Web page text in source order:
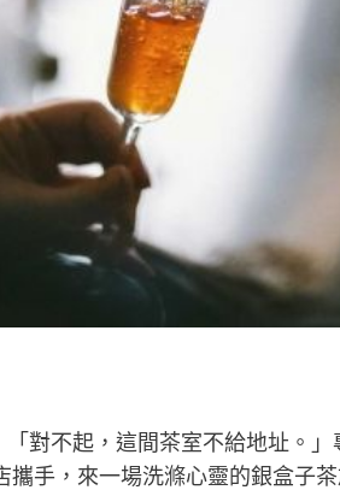
「對不起，這間茶室不給地址。
手，來一場洗滌心靈的銀盒子茶